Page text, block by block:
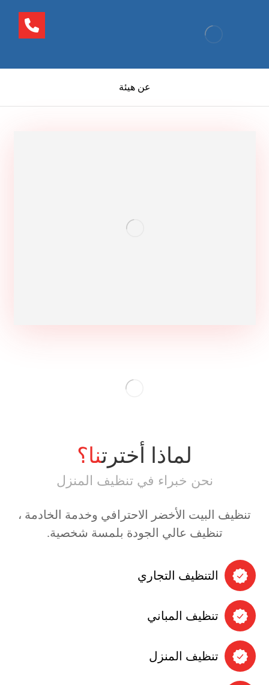
عن هيئة
لماذا أخترتنا؟
نحن خبراء في تنظيف المنزل
تنظيف البيت الأخضر الاحترافي وخدمة الخادمة ،
تنظيف عالي الجودة بلمسة شخصية.
التنظيف التجاري
تنظيف المباني
تنظيف المنزل